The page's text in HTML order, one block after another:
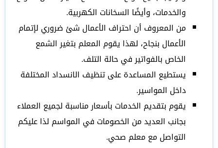
والخدمات، وأيضًا السخانات الكهربية.
من المعروف أن احتراف الأعمال شئ ضروري لإتمام
الأعمال بنجاح، لهذا يقوم المعلم بتغير الشمع
الخاص بالفواتير في حالة التلف.
يستطيع المساعدة على تنظيف الانسداد المختلفة
داخل المواسير.
يقوم بتقديم الخدمات بأسعار مناسبة لجميع العملاء
بجانب العديد من الخصومات في المواسم لذا عليكم
التواصل مع معلم صحي.